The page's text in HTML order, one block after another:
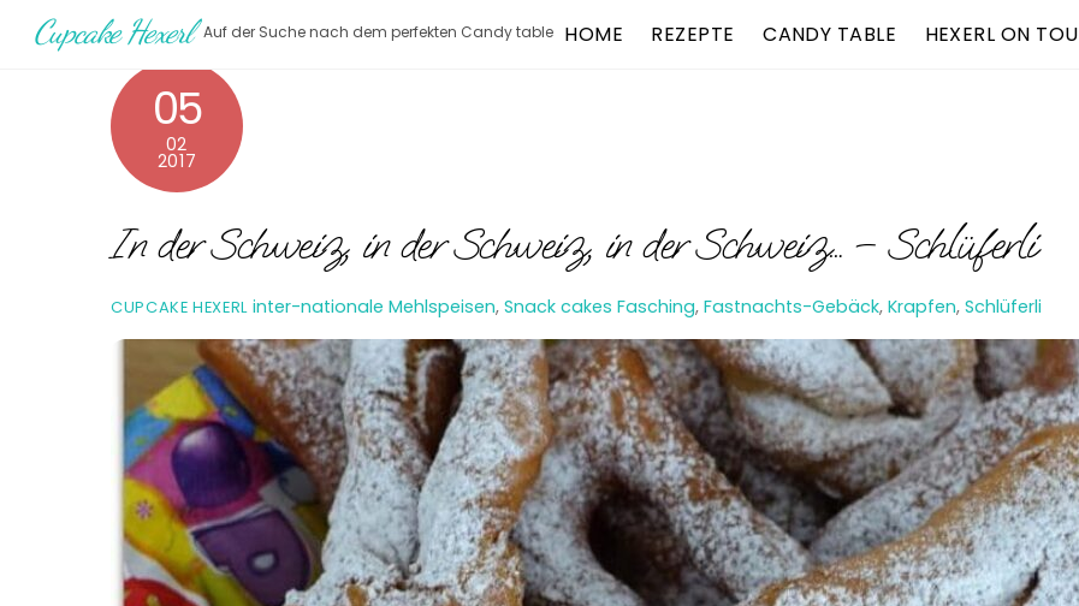
Cupcake Hexerl Auf der Suche nach dem perfekten Candy table HOME REZEPTE CANDY TABLE HEXERL ON
05
02
2017
In der Schweiz, in der Schweiz, in der Schweiz… – Schlüferli
CUPCAKE HEXERL inter-nationale Mehlspeisen,Snack cakes Fasching,Fastnachts-Gebäck,Krapfen,Schlüferli